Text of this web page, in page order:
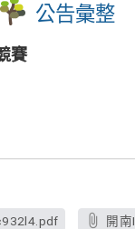
公告彙整
賽
開